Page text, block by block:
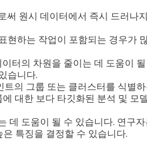
써 원시 데이터에서 즉시 드러나
현하는 작업이 포함되는 경우가
터의 차원을 줄이는 데 도움이
습니다.
의 그룹 또는 클러스터를 식별
대한 보다 타깃화된 분석 및 모
데 도움이 될 수 있습니다. 연구
특징을 결정할 수 있습니다.